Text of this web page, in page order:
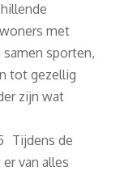
met
sporten,
tot gezellig
zijn wat
Tijdens de
van alles